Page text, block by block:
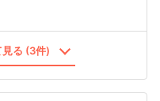
見る (3件)